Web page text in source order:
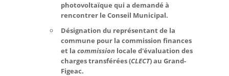
photovoltaïque qui a demandé à
rencontrer le Conseil Municipal.
Désignation du représentant de la
commune pour la commission finances
et la commission locale d'évaluation des
charges transférées (CLECT) au Grand-
Figeac.